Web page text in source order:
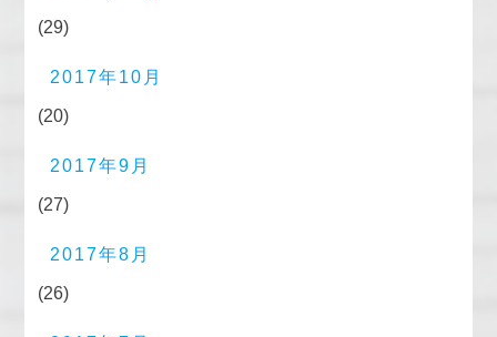
(29)
2017年10月
(20)
2017年9月
(27)
2017年8月
(26)